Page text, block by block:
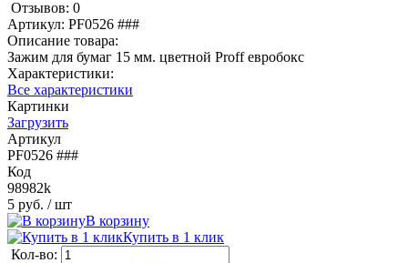
Отзывов: 0
Артикул: PF0526 ###
Описание товара:
Зажим для бумаг 15 мм. цветной Proff евробокс
Характеристики:
Все характеристики
Картинки
Загрузить
Артикул
PF0526 ###
Код
98982k
5 руб. / шт
В корзину
Купить в 1 клик
Кол-во: